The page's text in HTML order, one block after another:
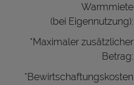
Warmmiete
(bei Eigennutzung):
*Maximaler zusätzlicher
Betrag:
*Bewirtschaftungskosten